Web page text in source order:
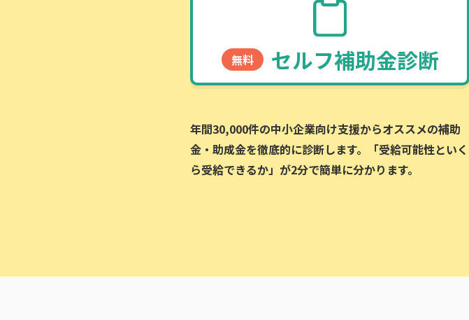
無料 セルフ補助金診断
年間30,000件の中小企業向け支援からオススメの補助
金・助成金を徹底的に診断します。「受給可能性といく
ら受給できるか」が2分で簡単に分かります。